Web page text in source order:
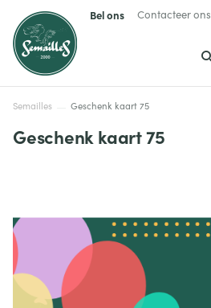
Bel ons Contacteer ons
Semailles Geschenk kaart 75
Geschenk kaart 75